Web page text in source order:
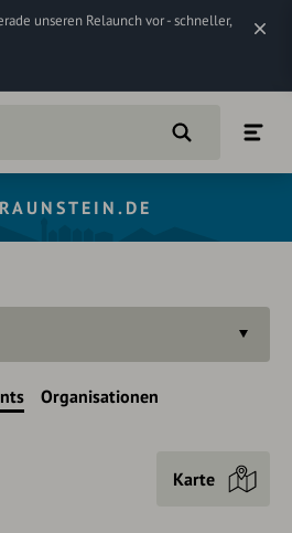
unseren Relaunch vor - schneller,
Organisationen
Karte